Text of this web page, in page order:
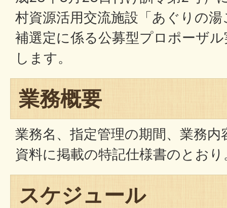
村資源活用交流施設「あぐりの
補選定に係る公募型プロポーザ
します。
業務概要
業務名、指定管理の期間、業務
資料に掲載の特記仕様書のとおり
スケジュール